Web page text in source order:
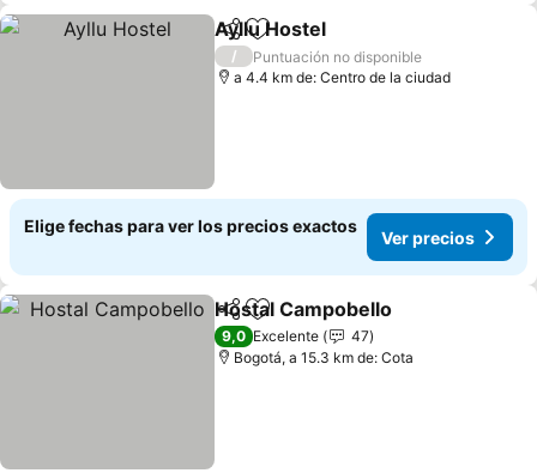
CompartirAgregar a favoritos
Ayllu Hostel
/
Puntuación no disponible
a 4.4 km de: Centro de la ciudad
Elige fechas para ver los precios exactos
Ver precios
CompartirAgregar a favoritos
Hostal Campobello
9,0 Excelente
47
Bogotá, a 15.3 km de: Cota